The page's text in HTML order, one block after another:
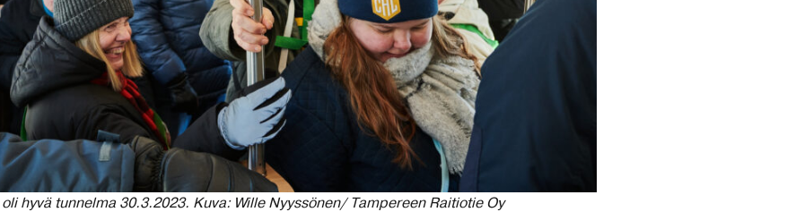
hyvä tunnelma 30.3.2023. Kuva: Wille Nyyssönen/ Tampereen Raitiotie Oy